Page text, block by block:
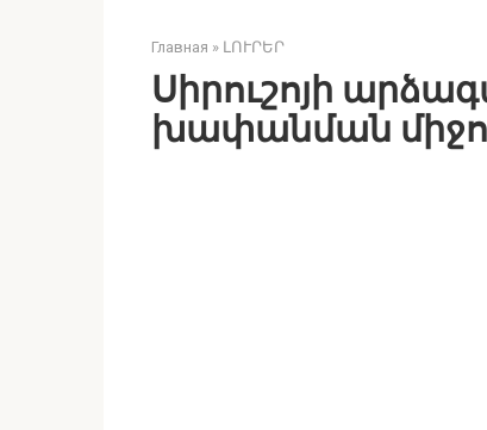
Главная » ԼՈՒՐԵՐ
Սիրուշոյի
խափանման